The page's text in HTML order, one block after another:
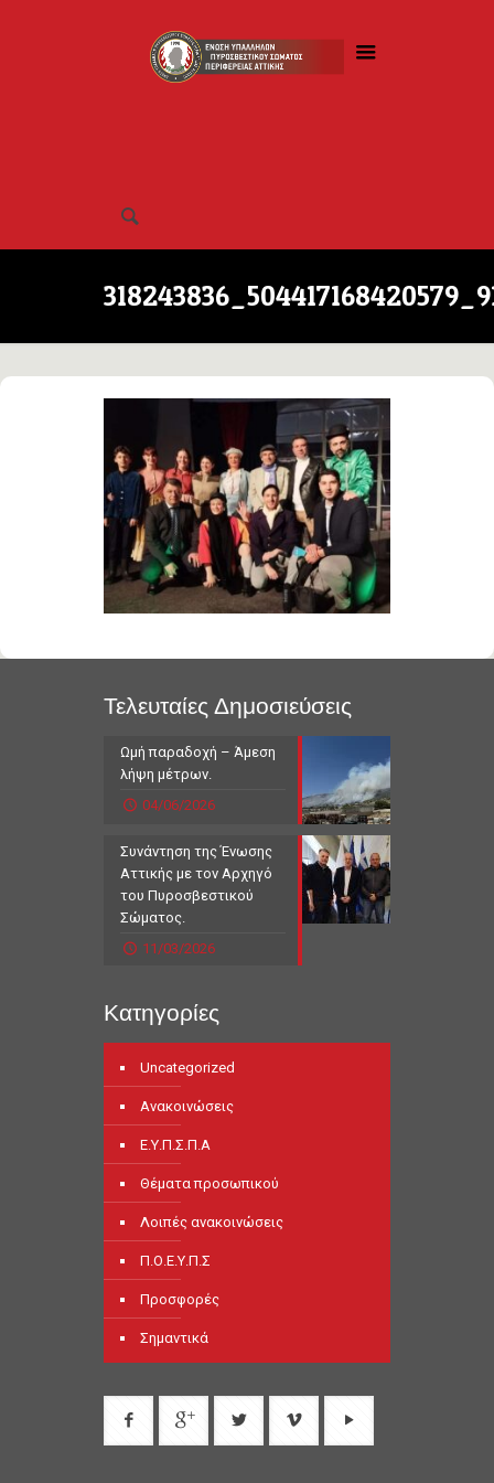
Τελευταίες Δημοσιεύσεις
Ωμή παραδοχή – Άμεση
λήψη μέτρων.
04/06/2026
Συνάντηση της Ένωσης
Αττικής με τον Αρχηγό
του Πυροσβεστικού
Σώματος.
11/03/2026
Κατηγορίες
Uncategorized
Ανακοινώσεις
Ε.Υ.Π.Σ.Π.Α
Θέματα προσωπικού
Λοιπές ανακοινώσεις
Π.Ο.Ε.Υ.Π.Σ
Προσφορές
Σημαντικά